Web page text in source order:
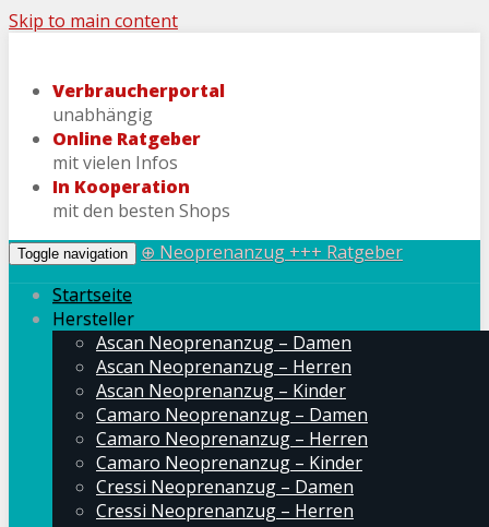
Skip to main content
Verbraucherportal
unabhängig
Online Ratgeber
mit vielen Infos
In Kooperation
mit den besten Shops
Toggle navigation
⊕ Neoprenanzug +++ Ratgeber
Startseite
Hersteller
Ascan Neoprenanzug – Damen
Ascan Neoprenanzug – Herren
Ascan Neoprenanzug – Kinder
Camaro Neoprenanzug – Damen
Camaro Neoprenanzug – Herren
Camaro Neoprenanzug – Kinder
Cressi Neoprenanzug – Damen
Cressi Neoprenanzug – Herren